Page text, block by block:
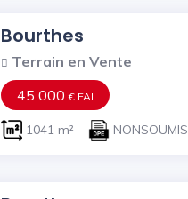
Bourthes
Terrain en Vente
45 000€ FAI
1041 m² NONSOUMIS